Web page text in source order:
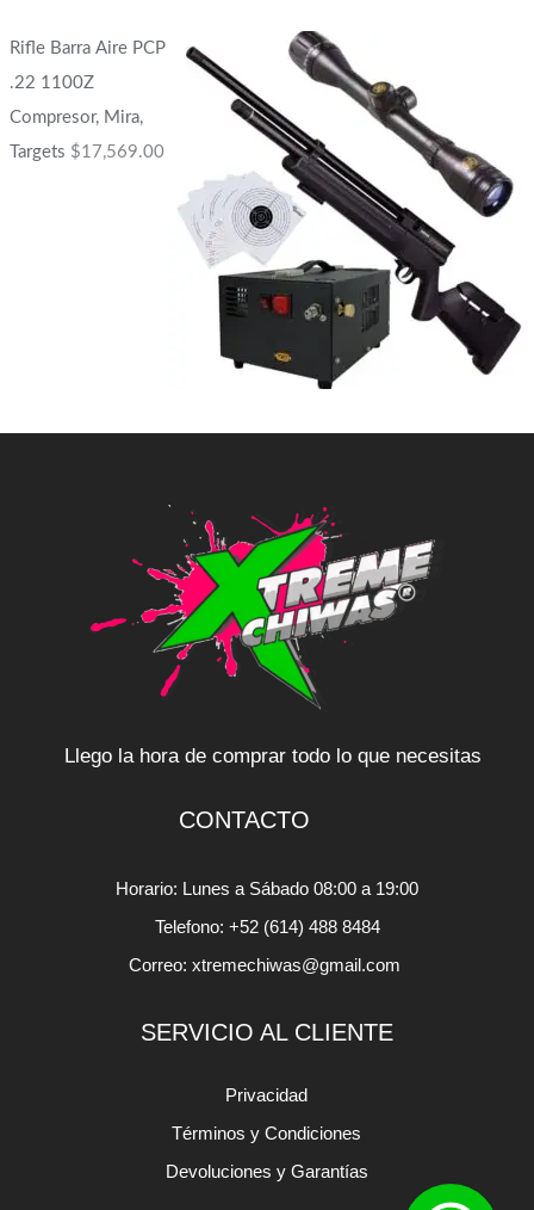
Rifle Barra Aire PCP
.22 1100Z
Compresor, Mira,
Targets $17,569.00
Llego la hora de comprar todo lo que necesitas
CONTACTO
Horario: Lunes a Sábado 08:00 a 19:00
Telefono: +52 (614) 488 8484
Correo: xtremechiwas@gmail.com
SERVICIO AL CLIENTE
Privacidad
Términos y Condiciones
Devoluciones y Garantías